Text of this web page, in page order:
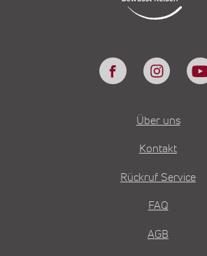
Über uns
Kontakt
Rückruf Service
FAQ
AGB